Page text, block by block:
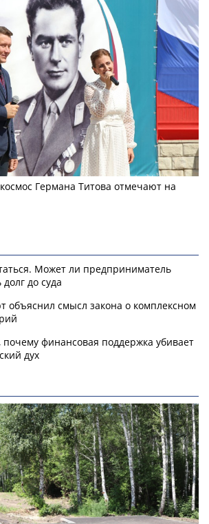
Германа Титова отмечают на
Может ли предприниматель
до суда
объяснил смысл закона о комплексном
почему финансовая поддержка убивает
дух